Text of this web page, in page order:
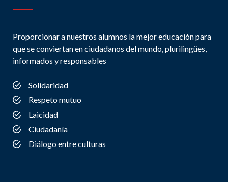
Proporcionar a nuestros alumnos la mejor educación para
que se conviertan en ciudadanos del mundo, plurilingües,
informados y responsables
Solidaridad
Respeto mutuo
Laicidad
Ciudadanía
Diálogo entre culturas